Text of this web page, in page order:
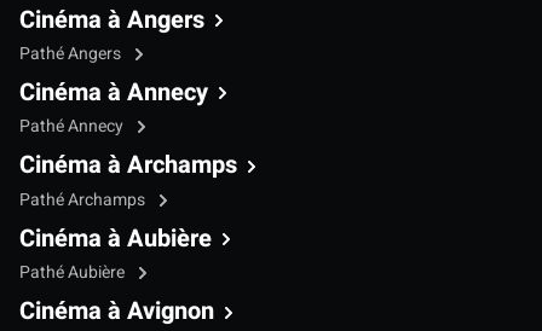
Cinéma à Angers
Pathé Angers
Cinéma à Annecy
Pathé Annecy
Cinéma à Archamps
Pathé Archamps
Cinéma à Aubière
Pathé Aubière
Cinéma à Avignon